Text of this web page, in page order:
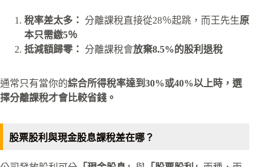
稅率差太多： 分離課稅直接從28％起跳，而王先生原
本只需繳5％
抵減額歸零： 分離課稅會放棄8.5%的股利退稅
通常只有當你的綜合所得稅率達到30%或40%以上時，選
擇分離課稅才會比較省錢。
股票股利與現金股息課稅差在哪？